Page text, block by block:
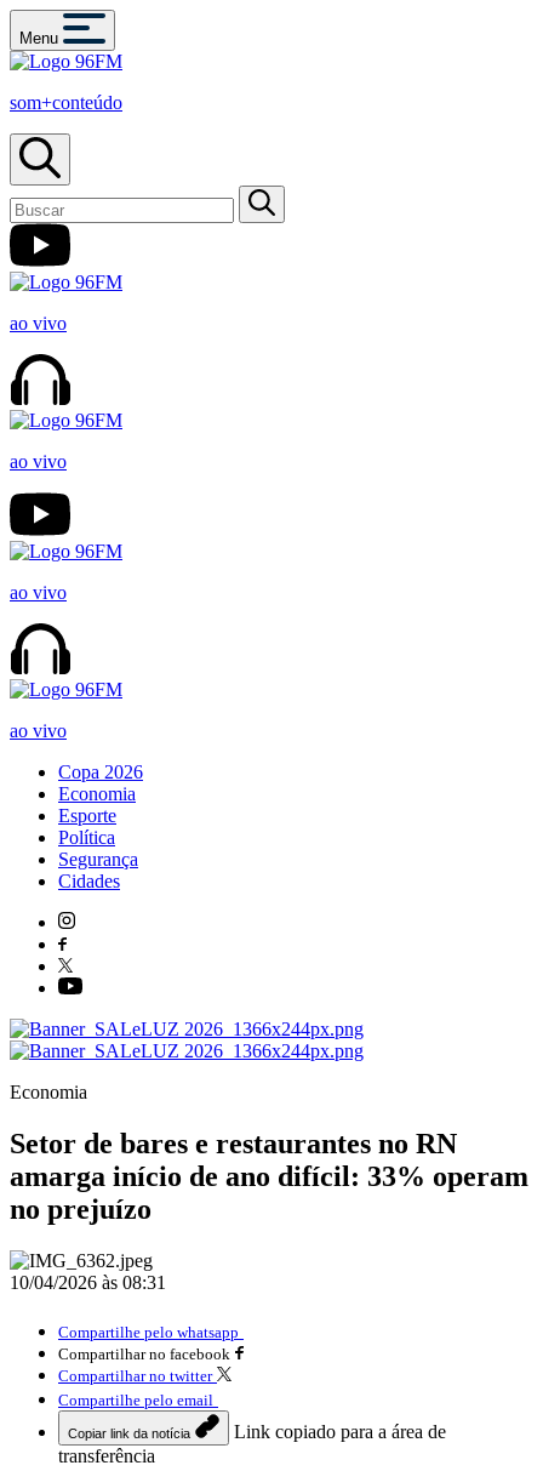
Menu
som+conteúdo
ao vivo
ao vivo
ao vivo
ao vivo
Copa 2026
Economia
Esporte
Política
Segurança
Cidades
Economia
Setor de bares e restaurantes no RN
amarga início de ano difícil: 33% operam
no prejuízo
10/04/2026 às 08:31
Compartilhe pelo whatsapp
Compartilhar no facebook
Compartilhar no twitter
Compartilhe pelo email
Copiar link da notícia
Link copiado para a área de
transferência